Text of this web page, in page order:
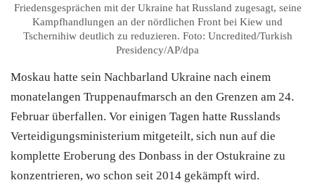
Friedensgesprächen mit der Ukraine hat Russland zugesagt, seine
Kampfhandlungen an der nördlichen Front bei Kiew und
Tschernihiw deutlich zu reduzieren. Foto: Uncredited/Turkish
Presidency/AP/dpa
Moskau hatte sein Nachbarland Ukraine nach einem
monatelangen Truppenaufmarsch an den Grenzen am 24.
Februar überfallen. Vor einigen Tagen hatte Russlands
Verteidigungsministerium mitgeteilt, sich nun auf die
komplette Eroberung des Donbass in der Ostukraine zu
konzentrieren, wo schon seit 2014 gekämpft wird.